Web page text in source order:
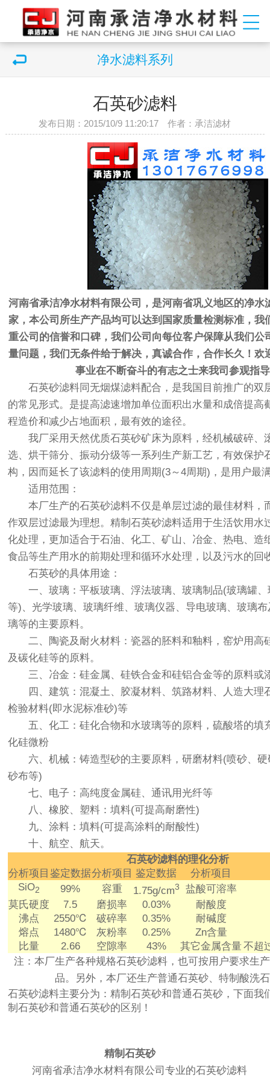
净水滤料系列
石英砂滤料
发布日期：2015/10/9 11:20:17 作者：承洁滤材
河南省承洁净水材料有限公司，是河南省巩义地区的净水
家，本公司所生产产品均可以达到国家质量检测标准，我
重公司的信誉和口碑，我们公司向每位客户保障从我们公
量问题，我们无条件给于解决，真诚合作，合作长久！欢
事业在不断奋斗的有志之士来我司参观指导
石英砂滤料同无烟煤滤料配合，是我国目前推广的双
的常见形式。是提高滤速增加单位面积出水量和成倍提高
程造价和减少占地面积，最有效的途径。
我厂采用天然优质石英砂矿床为原料，经机械破碎、
选、烘干筛分、振动分级等一系列生产新工艺，有效保护
构，因而延长了该滤料的使用周期(3～4周期)，是用户最
适用范围：
本厂生产的石英砂滤料不仅是单层过滤的最佳材料，
作双层过滤最为理想。精制石英砂滤料适用于生活饮用水
化处理，更加适合于石油、化工、矿山、冶金、热电、造
食品等生产用水的前期处理和循环水处理，以及污水的回
石英砂的具体用途：
一、玻璃：平板玻璃、浮法玻璃、玻璃制品(玻璃罐、
等)、光学玻璃、玻璃纤维、玻璃仪器、导电玻璃、玻璃
璃等的主要原料。
二、陶瓷及耐火材料：瓷器的胚料和釉料，窑炉用高
及碳化硅等的原料。
三、冶金：硅金属、硅铁合金和硅铝合金等的原料或
四、建筑：混凝土、胶凝材料、筑路材料、人造大理
检验材料(即水泥标准砂)等
五、化工：硅化合物和水玻璃等的原料，硫酸塔的填
化硅微粉
六、机械：铸造型砂的主要原料，研磨材料(喷砂、硬
砂布等)
七、电子：高纯度金属硅、通讯用光纤等
八、橡胶、塑料：填料(可提高耐磨性)
九、涂料：填料(可提高涂料的耐酸性)
十、航空、航天。
石英砂滤料的理化分析
分析项目 鉴定数据分析项目 鉴定数据
分析项目
SiO2 99% 容重 1.75g/cm3
盐酸可溶率
莫氏硬度
7.5 磨损率 0.03%
耐酸度
沸点
2550℃ 破碎率 0.35%
耐碱度
熔点
1480℃ 灰粉率 0.25%
Zn含量
比量
2.66 空隙率 43% 其它金属含量 不超
注：本厂生产各种规格石英砂滤料，也可按用户要求生
品。另外，本厂还生产普通石英砂、特制酸洗
石英砂滤料主要分为：精制石英砂和普通石英砂，下面我
制石英砂和普通石英砂的区别！
精制石英砂
河南省承洁净水材料有限公司专业的石英砂滤料